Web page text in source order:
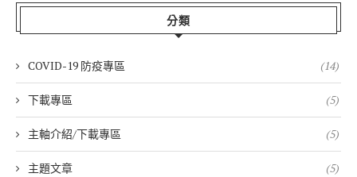
分類
COVID-19 防疫專區 (14)
下載專區 (5)
主軸介紹/下載專區 (5)
主題文章 (5)